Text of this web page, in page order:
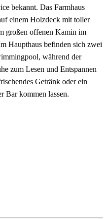
bekannt. Das Farmhaus
einem Holzdeck mit toller
großen offenen Kamin im
Haupthaus befinden sich zwei
während der
zum Lesen und Entspannen
Getränk oder ein
Bar kommen lassen.